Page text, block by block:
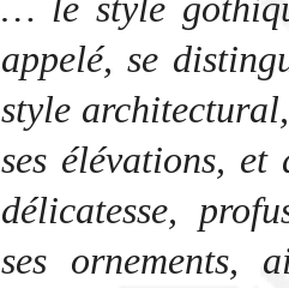
… le style
appelé, se
style
ses élévations,
délicatesse,
ses ornements,